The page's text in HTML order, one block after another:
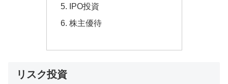
IPO投資
株主優待
リスク投資